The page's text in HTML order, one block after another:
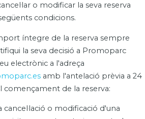
o modificar la seva reserva
condicions.
íntegre de la reserva sempre
la seva decisió a Promoparc
electrònic a l'adreça
amb l'antelació prèvia a 24
començament de la reserva:
cancel·lació o modificació d'una